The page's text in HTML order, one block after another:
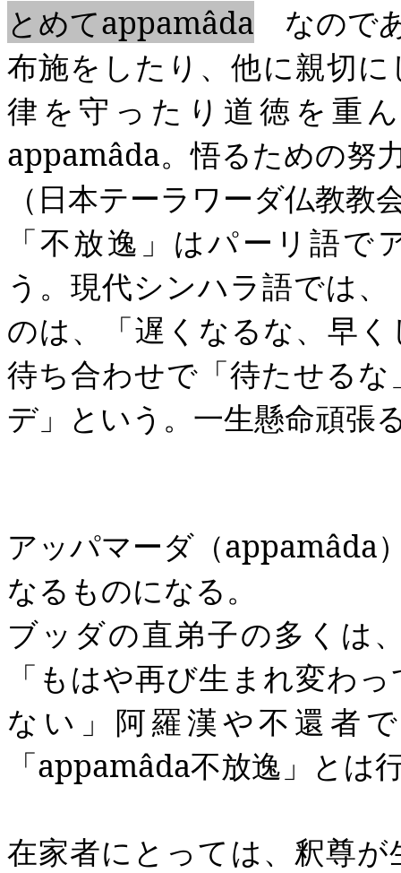
とめてappamâda なので
布施をしたり、他に親切
律を守ったり道徳を重
appamâda。悟るための努
（日本テーラワーダ仏教教
「不放逸」はパーリ語で
う。現代シンハラ語では
のは、「遅くなるな、早
待ち合わせで「待たせる
デ」という。一生懸命頑張
アッパマーダ（appamâda
なるものになる。
ブッダの直弟子の多くは
「もはや再び生まれ変わ
ない」阿羅漢や不還者
「appamâda不放逸」とは
在家者にとっては、釈尊